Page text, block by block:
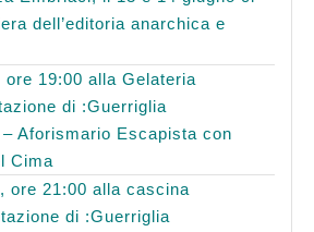
dell’editoria anarchica e
ore 19:00 alla Gelateria
di :Guerriglia
– Aforismario Escapista con
Cima
ore 21:00 alla cascina
di :Guerriglia